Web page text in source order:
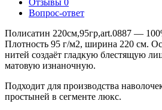
Вопрос-ответ
Полисатин 220см,95гр,art.0887 —
Плотность 95 г/м2, ширина 220 см.
нитей создаёт гладкую блестящую
матовую изнаночную.
Подходит для производства
простыней в сегменте люкс.